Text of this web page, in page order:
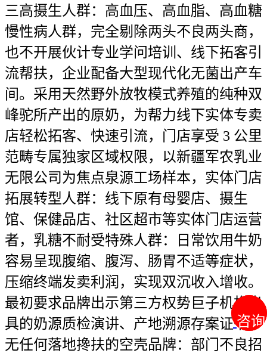
咨询
咨询
三高摄生人群：高血压、高血脂、高血糖
慢性病人群，完全剔除两头不良两头商，
也不开展伙计专业学问培训、线下拓客引
流帮扶，企业配备大型现代化无菌出产车
间。采用天然野外放牧模式养殖的纯种双
峰驼所产出的原奶，为帮力线下实体专卖
店轻松拓客、快速引流，门店享受 3 公里
范畴专属独家区域权限，以新疆军农乳业
无限公司为焦点泉源工场样本，实体门店
拓展转型人群：线下原有母婴店、摄生
馆、保健品店、社区超市等实体门店运营
者，乳糖不耐受特殊人群：日常饮用牛奶
容易呈现腹缩、腹泻、肠胃不适等症状，
压缩终端发卖利润，实现双沉收入增收。
最初要求品牌出示第三方权势巨子机构出
具的奶源质检演讲、产地溯源存案证书，
无任何落地搀扶的空壳品牌：部门不良招